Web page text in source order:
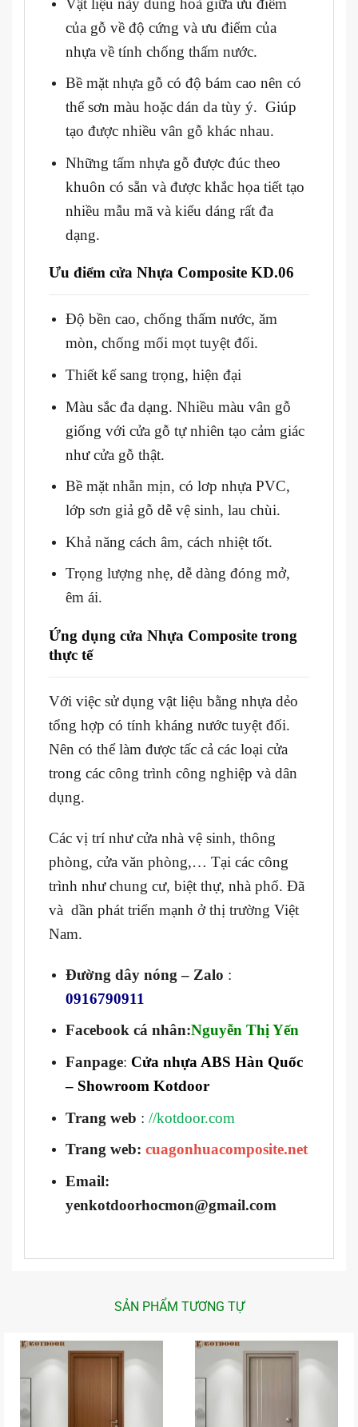
của gỗ về độ cứng và ưu điểm của
nhựa về tính chống thấm nước.
Bề mặt nhựa gỗ có độ bám cao nên có
thể sơn màu hoặc dán da tùy ý. Giúp
tạo được nhiều vân gỗ khác nhau.
Những tấm nhựa gỗ được đúc theo
khuôn có sẵn và được khắc họa tiết tạo
nhiều mẫu mã và kiểu dáng rất đa
dạng.
Ưu điểm cửa Nhựa Composite KD.06
Độ bền cao, chống thấm nước, ăm
mòn, chống mối mọt tuyệt đối.
Thiết kế sang trọng, hiện đại
Màu sắc đa dạng. Nhiều màu vân gỗ
giống với cửa gỗ tự nhiên tạo cảm giác
như cửa gỗ thật.
Bề mặt nhẵn mịn, có lơp nhựa PVC,
lớp sơn giả gỗ dễ vệ sinh, lau chùi.
Khả năng cách âm, cách nhiệt tốt.
Trọng lượng nhẹ, dễ dàng đóng mở,
êm ái.
Ứng dụng cửa Nhựa Composite trong
thực tế
Với việc sử dụng vật liệu bằng nhựa dẻo
tổng hợp có tính kháng nước tuyệt đối.
Nên có thể làm được tấc cả các loại cửa
trong các công trình công nghiệp và dân
dụng.
Các vị trí như cửa nhà vệ sinh, thông
phòng, cửa văn phòng,… Tại các công
trình như chung cư, biệt thự, nhà phố. Đã
và dần phát triển mạnh ở thị trường Việt
Nam.
Đường dây nóng – Zalo :
0916790911
Facebook cá nhân:Nguyễn Thị Yến
Fanpage: Cửa nhựa ABS Hàn Quốc
– Showroom Kotdoor
Trang web : //kotdoor.com
Trang web: cuagonhuacomposite.net
Email:
yenkotdoorhocmon@gmail.com
SẢN PHẨM TƯƠNG TỰ